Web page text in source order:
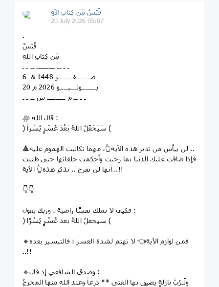
قَبَسٌ مِّن كِتَابِ اللهِ
20 July 2026 05:07
.
قَبَسٌ
مِّن كِتَابِ اللهِ
6 صـــــــفـــــــر 1448 هـ
20 يـــــــولـــيــــو 2026 م
ـ ـ ــ م ـــــــــ ش ــ ـ ـ
قال الله ﷻ :
﴿ سَيَجْعَلُ اللهُ بَعْدَ عُسْرٍ يُسْراً ﴾
🔺لن ييأس من تدبر هذه الآية👆، مهما تكالبت الهموم عليه ..
فإذا ضاقت عليك الدنيا بما رحبت وأحكمت حلقاتها حتى ظننت
أنها لن تفرج .. تذكر هذه👆 الآية ..!!
👇👇
فكيف لا تملك نفسًا راضية ، وربك يقول :
﴿ سيجعلُ اللهُ بعد عُسْرٍ يُسْرًا ﴾
🔸فمن لوازم اﻵية👈 ﻻ تهتم لشدة العسر ؛ فالتيسير بعده
..!!
🔹وصدق الشافعي إذ قال :
ولَـرُبَّ نازلةٍ يضيق بها الفتى ** ذرعاً وعند الله منها المخرجُ